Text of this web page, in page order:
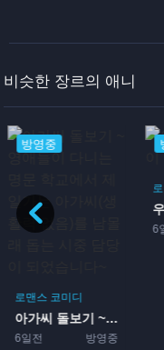
비슷한 장르의 애니
방영중
로맨스 코미디
아가씨 돌보기 ~영애들이 다...
6일전 방영중
6